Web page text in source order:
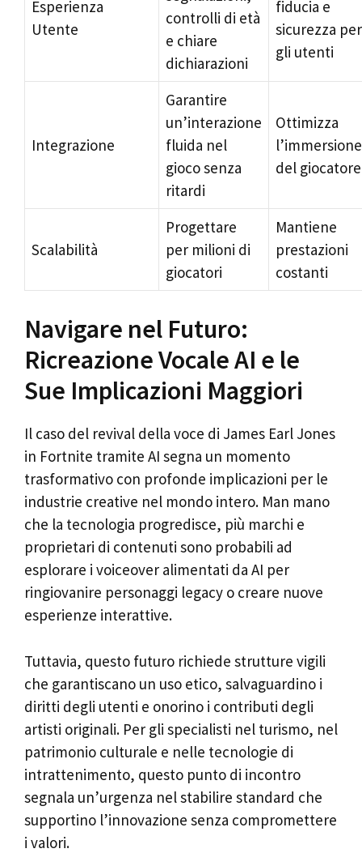
Esperienza
Utente
controlli di età
e chiare
dichiarazioni
fiducia e
sicurezza per
gli utenti
Integrazione
Garantire
un’interazione
fluida nel
gioco senza
ritardi
Ottimizza
l’immersione
del giocatore
Scalabilità
Progettare
per milioni di
giocatori
Mantiene
prestazioni
costanti
Navigare nel Futuro:
Ricreazione Vocale AI e le
Sue Implicazioni Maggiori
Il caso del revival della voce di James Earl Jones
in Fortnite tramite AI segna un momento
trasformativo con profonde implicazioni per le
industrie creative nel mondo intero. Man mano
che la tecnologia progredisce, più marchi e
proprietari di contenuti sono probabili ad
esplorare i voiceover alimentati da AI per
ringiovanire personaggi legacy o creare nuove
esperienze interattive.
Tuttavia, questo futuro richiede strutture vigili
che garantiscano un uso etico, salvaguardino i
diritti degli utenti e onorino i contributi degli
artisti originali. Per gli specialisti nel turismo, nel
patrimonio culturale e nelle tecnologie di
intrattenimento, questo punto di incontro
segnala un’urgenza nel stabilire standard che
supportino l’innovazione senza compromettere
i valori.